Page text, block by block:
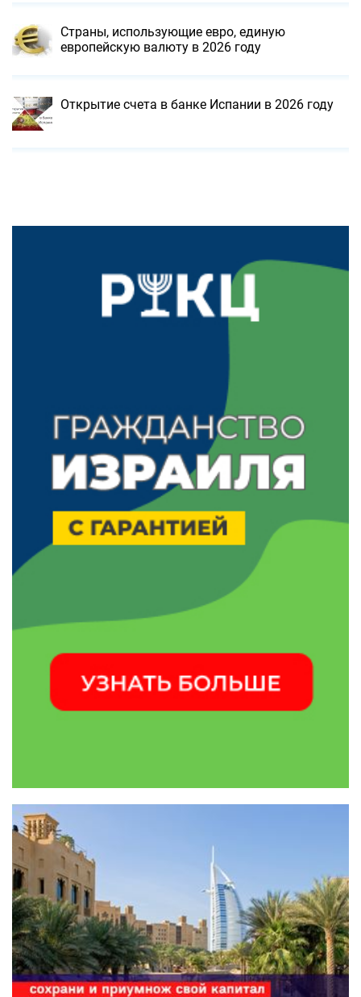
Страны, использующие евро, единую
европейскую валюту в 2026 году
Открытие счета в банке Испании в 2026 году